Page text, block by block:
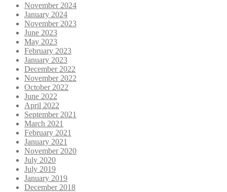
November 2024
January 2024
November 2023
June 2023
May 2023
February 2023
January 2023
December 2022
November 2022
October 2022
June 2022
April 2022
September 2021
March 2021
February 2021
January 2021
November 2020
July 2020
July 2019
January 2019
December 2018